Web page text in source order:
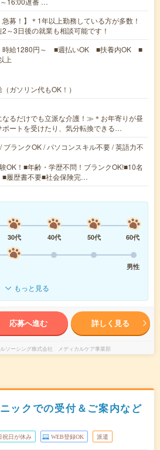
急募！】＊1年以上勤務している方が多数！
～3日後の就業も相談可能です！
時給1280円～ ■週払いOK ■扶養内OK ■
上
ガソリン代もOK！）
るだけでも立派な介護！≫＊お年寄りが昼
ポートを受けたり、気分転換できる…
ブランクOK / パソコンスキル不要 / 英語力不
OK！■年齢・学歴不問！ブランクOK!■10名
■履歴書不要■社会保険完…
30代 40代 50代
60代
男性
もっと見る
応募へ進む 詳しく見る
ソーシング株式会社 メディカルケア事業部
ックでの受付＆ご案内など
祝日が休み WEB登録OK 派遣